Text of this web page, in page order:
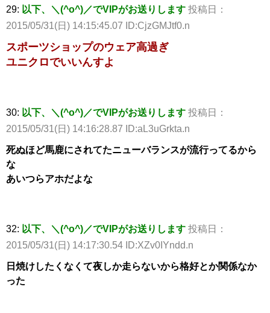
29: 以下、＼(^o^)／でVIPがお送りします 投稿日：
2015/05/31(日) 14:15:45.07 ID:CjzGMJtf0.n
スポーツショップのウェア高過ぎ
ユニクロでいいんすよ
30: 以下、＼(^o^)／でVIPがお送りします 投稿日：
2015/05/31(日) 14:16:28.87 ID:aL3uGrkta.n
死ぬほど馬鹿にされてたニューバランスが流行ってるから
な
あいつらアホだよな
32: 以下、＼(^o^)／でVIPがお送りします 投稿日：
2015/05/31(日) 14:17:30.54 ID:XZv0IYndd.n
日焼けしたくなくて夜しか走らないから格好とか関係なか
った